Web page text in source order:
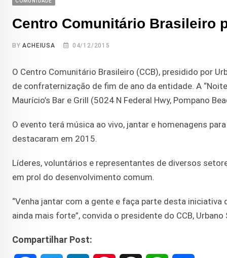
Centro Comunitário Brasileiro
BYACHEIUSA 04/12/2015
O Centro Comunitário Brasileiro (CCB), presidido por
de confraternização de fim de ano da entidade. A
Maurício’s Bar e Grill (5024 N Federal Hwy, Pompano
O evento terá música ao vivo, jantar e homenagens
destacaram em 2015.
Líderes, voluntários e representantes de diversos
em prol do desenvolvimento comum.
“Venha jantar com a gente e faça parte desta
ainda mais forte”, convida o presidente do CCB,
Compartilhar Post: